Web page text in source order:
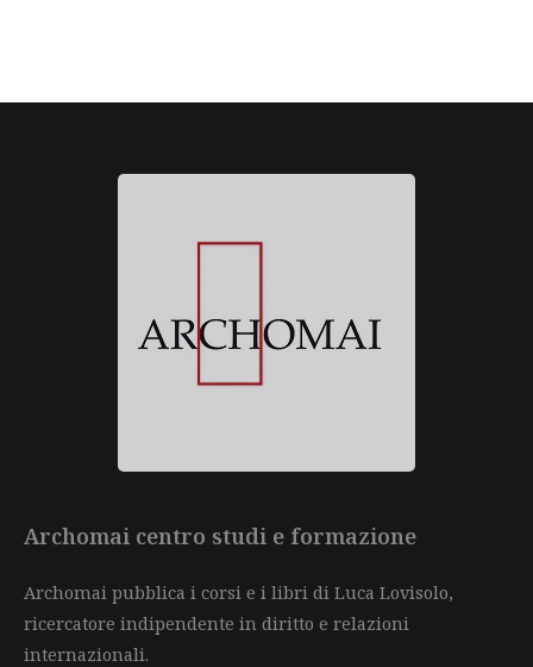
Archomai centro studi e formazione
Archomai pubblica i corsi e i libri di Luca Lovisolo,
ricercatore indipendente in diritto e relazioni
internazionali.